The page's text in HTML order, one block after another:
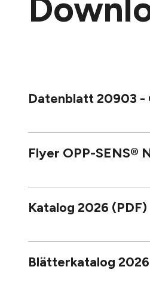
Datenblatt 20903 -
Flyer OPP-SENS®
Katalog 2026 (PDF)
Blätterkatalog 2026